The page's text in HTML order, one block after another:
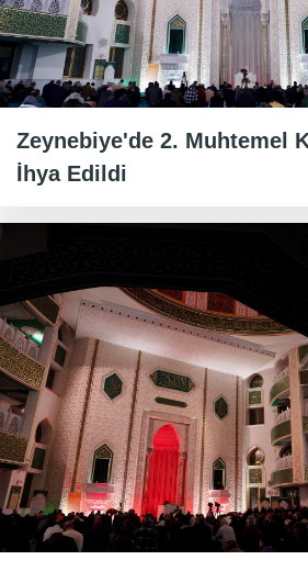
Zeynebiye'de 2. Muhtemel
İhya Edildi